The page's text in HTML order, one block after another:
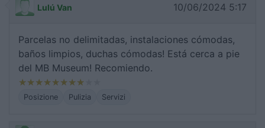
Lulú Van 10/06/2024 5:17
Parcelas no delimitadas, instalaciones cómodas,
baños limpios, duchas cómodas! Está cerca a pie
del MB Museum! Recomiendo.
Posizione Pulizia Servizi